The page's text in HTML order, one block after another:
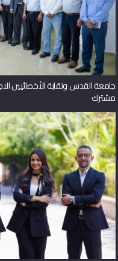
جامعة القدس ونقابة الأخصائيين
مشترك